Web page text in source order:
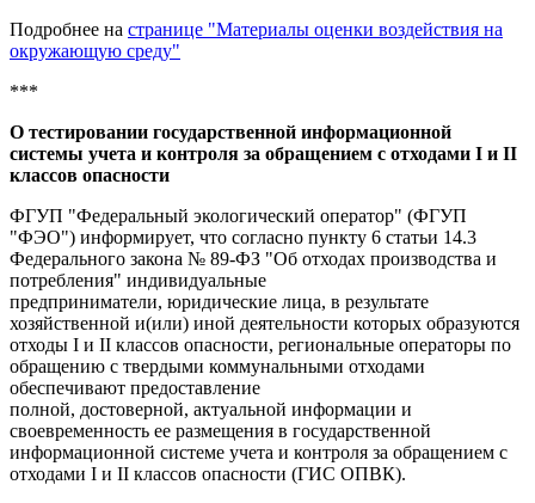
Подробнее на странице "Материалы оценки воздействия на
окружающую среду"
***
О тестировании государственной информационной
системы учета и контроля за обращением с отходами I и II
классов опасности
ФГУП "Федеральный экологический оператор" (ФГУП
"ФЭО") информирует, что согласно пункту 6 статьи 14.3
Федерального закона № 89-ФЗ "Об отходах производства и
потребления" индивидуальные
предприниматели, юридические лица, в результате
хозяйственной и(или) иной деятельности которых образуются
отходы I и II классов опасности, региональные операторы по
обращению с твердыми коммунальными отходами
обеспечивают предоставление
полной, достоверной, актуальной информации и
своевременность ее размещения в государственной
информационной системе учета и контроля за обращением с
отходами I и II классов опасности (ГИС ОПВК).